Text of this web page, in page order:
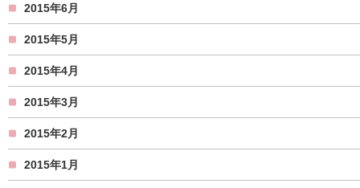
2015年6月
2015年5月
2015年4月
2015年3月
2015年2月
2015年1月